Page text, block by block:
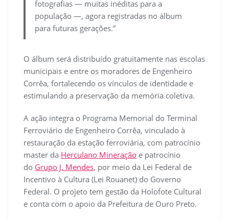
fotografias — muitas inéditas para a
população —, agora registradas no álbum
para futuras gerações.”
O álbum será distribuído gratuitamente nas escolas
municipais e entre os moradores de Engenheiro
Corrêa, fortalecendo os vínculos de identidade e
estimulando a preservação da memória coletiva.
A ação integra o Programa Memorial do Terminal
Ferroviário de Engenheiro Corrêa, vinculado à
restauração da estação ferroviária, com patrocínio
master da Herculano Mineração e patrocínio
do Grupo J. Mendes, por meio da Lei Federal de
Incentivo à Cultura (Lei Rouanet) do Governo
Federal. O projeto tem gestão da Holofote Cultural
e conta com o apoio da Prefeitura de Ouro Preto.